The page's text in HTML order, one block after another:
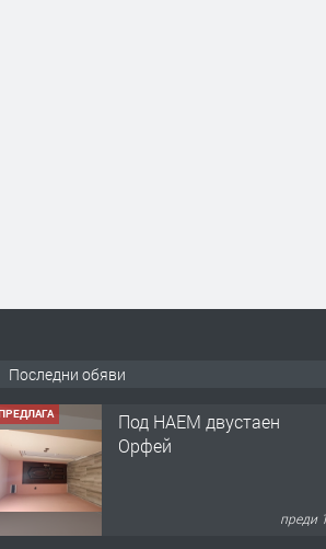
Последни обяви
Под НАЕМ двустаен
Орфей
преди